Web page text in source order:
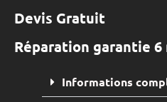
Devis Gratuit
Réparation garantie 6
Informations